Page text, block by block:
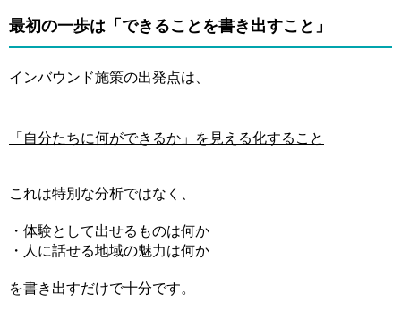
最初の一歩は「できることを書き出すこと」
インバウンド施策の出発点は、
「自分たちに何ができるか」を見える化すること
これは特別な分析ではなく、
・体験として出せるものは何か
・人に話せる地域の魅力は何か
を書き出すだけで十分です。